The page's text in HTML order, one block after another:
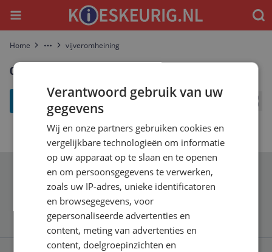
Menu
Home More vijveromheining
0 resultaten voor "vijveromheining"
Schrijf je in voor onze nieuwsbrief
Verantwoord gebruik van uw
gegevens
Wij en onze partners gebruiken cookies en
vergelijkbare technologieën om informatie
op uw apparaat op te slaan en te openen
en om persoonsgegevens te verwerken,
zoals uw IP-adres, unieke identificatoren
en browsegegevens, voor
gepersonaliseerde advertenties en
content, meting van advertenties en
content, doelgroepinzichten en